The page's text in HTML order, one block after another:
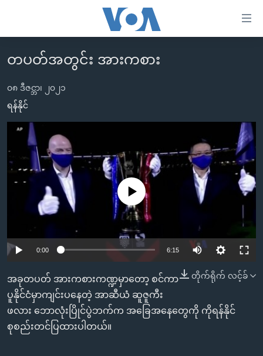
လွယ်ကူ
သည့်
Link
များ
ပင်မ
အကြောင်းအရာ
ပင်မ
ညွန်း
စာမျက်နှာ
သို့
ကျော်
မူလစာမျက်နှာ
မြန်မာ
ကမ္ဘာ့သတင်းများ
နိုင်ငံတကာ
အမေရိကန်
တရုတ်
အစ္စရေး-ပါလက်စတိုင်း
ဗွီဒီယို
သတင်းလွတ်လပ်ခွင့်
ရပ်ဝန်းတခု လမ်းတခု အလွန်
အင်္ဂလိပ်စာလေ့လာမယ်
အမေရိကန်သုံးအီဒီယံ
မကြေးမုံရဲ့ အင်္ဂလိပ်စာ
ရုပ်ရှင်ထဲက အင်္ဂလိပ်စာ
သုတပဒေသာ အင်္ဂလိပ်စာ
အပတ်စဉ်ကဏ္ဍများ
တီဗွီ
ရေဒီယိုနှင့်ရုပ်သံ အချက်အလက်များ
ရေဒီယို/တီဗွီအစီအစဉ်
Learning English
ဗွီအိုအေ လူမှုကွန်ယက်များ
တပတ်အတွင်း အားကစား
၀၈ ဒီဇင္ဘာ၊ ၂၀၂၁
ရန်နိုင်
No media source currently available
0:00 6:15
တိုက်ရိုက် လင့်ခ်
အခုတပတ် အားကစားကဏ္ဍမှာတော့ စင်ကာ
ပူနိုင်ငံမှာကျင်းပနေတဲ့ အာဆီယံ ဆူဇူကီး
ဖလား ဘောလုံးပြိုင်ပွဲဘက်က အခြေအနေတွေကို ကိုရန်နိုင်
စုစည်းတင်ပြထားပါတယ်။